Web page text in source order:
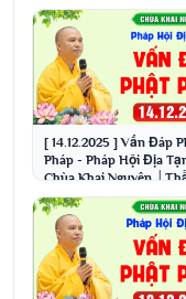
Pure Melody - Special...
[ 14.12.2025 ] Vấn Đáp
Pháp - Pháp Hội Địa
Chùa Khai Nguyên │Thầy
Thích Đạo Thịnh